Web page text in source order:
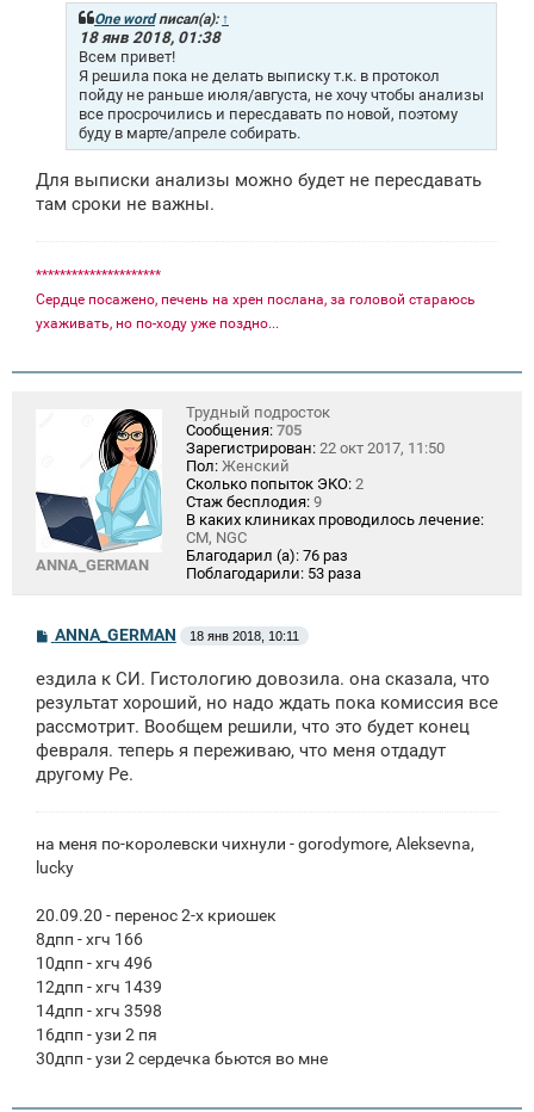
One wordписал(а): ↑
18 янв 2018, 01:38
Всем привет!
Я решила пока не делать выписку т.к. в протокол
пойду не раньше июля/августа, не хочу чтобы анализы
все просрочились и пересдавать по новой, поэтому
буду в марте/апреле собирать.
Для выписки анализы можно будет не пересдавать
там сроки не важны.
*********************
Сердце посажено, печень на хрен послана, за головой стараюсь
ухаживать, но по-ходу уже поздно...
ANNA_GERMAN
Трудный подросток
Сообщения: 705
Зарегистрирован: 22 окт 2017, 11:50
Пол: Женский
Сколько попыток ЭКО: 2
Стаж бесплодия: 9
В каких клиниках проводилось лечение:
СМ, NGC
Благодарил (а): 76 раз
Поблагодарили: 53 раза
С
о
б
щ
н
и
ANNA_GERMAN 18 янв 2018, 10:11
ездила к СИ. Гистологию довозила. она сказала, что
результат хороший, но надо ждать пока комиссия все
рассмотрит. Вообщем решили, что это будет конец
февраля. теперь я переживаю, что меня отдадут
другому Ре.
на меня по-королевски чихнули - gorodymore, Aleksevna,
lucky
20.09.20 - перенос 2-х криошек
8дпп - хгч 166
10дпп - хгч 496
12дпп - хгч 1439
14дпп - хгч 3598
16дпп - узи 2 пя
30дпп - узи 2 сердечка бьются во мне